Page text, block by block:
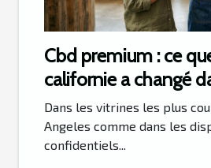
Cbd premium : ce
californie a changé
l’expérience boutique
Dans les vitrines les plus
Angeles comme dans les
confidentiels...